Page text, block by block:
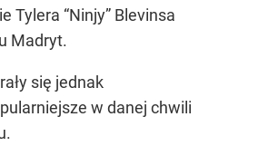
“Ninjy” Blevinsa
Madryt.
się jednak
w danej chwili